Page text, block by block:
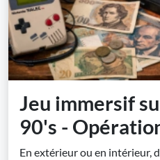
Jeu immersif
90's -
En extérieur ou en intérieur,